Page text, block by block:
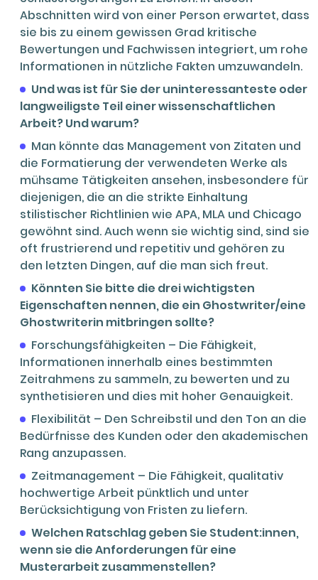
Abschnitten wird von einer Person erwartet, dass
sie bis zu einem gewissen Grad kritische
Bewertungen und Fachwissen integriert, um rohe
Informationen in nützliche Fakten umzuwandeln.
Und was ist für Sie der uninteressanteste oder
langweiligste Teil einer wissenschaftlichen
Arbeit? Und warum?
Man könnte das Management von Zitaten und
die Formatierung der verwendeten Werke als
mühsame Tätigkeiten ansehen, insbesondere für
diejenigen, die an die strikte Einhaltung
stilistischer Richtlinien wie APA, MLA und Chicago
gewöhnt sind. Auch wenn sie wichtig sind, sind sie
oft frustrierend und repetitiv und gehören zu
den letzten Dingen, auf die man sich freut.
Könnten Sie bitte die drei wichtigsten
Eigenschaften nennen, die ein Ghostwriter/eine
Ghostwriterin mitbringen sollte?
Forschungsfähigkeiten – Die Fähigkeit,
Informationen innerhalb eines bestimmten
Zeitrahmens zu sammeln, zu bewerten und zu
synthetisieren und dies mit hoher Genauigkeit.
Flexibilität – Den Schreibstil und den Ton an die
Bedürfnisse des Kunden oder den akademischen
Rang anzupassen.
Zeitmanagement – Die Fähigkeit, qualitativ
hochwertige Arbeit pünktlich und unter
Berücksichtigung von Fristen zu liefern.
Welchen Ratschlag geben Sie Student:innen,
wenn sie die Anforderungen für eine
Musterarbeit zusammenstellen?